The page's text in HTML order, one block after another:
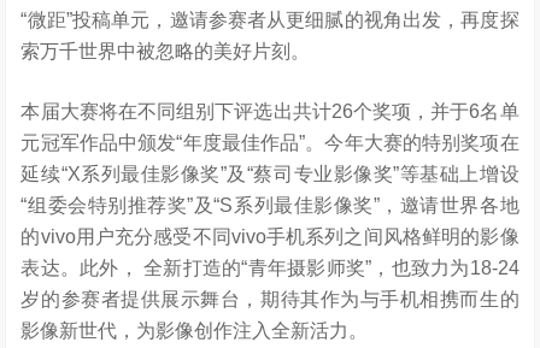
“微距”投稿单元，邀请参赛者从更细腻的视角出发，再度探
索万千世界中被忽略的美好片刻。
本届大赛将在不同组别下评选出共计26个奖项，并于6名单
元冠军作品中颁发“年度最佳作品”。今年大赛的特别奖项在
延续“X系列最佳影像奖”及“蔡司专业影像奖”等基础上增设
“组委会特别推荐奖”及“S系列最佳影像奖”，邀请世界各地
的vivo用户充分感受不同vivo手机系列之间风格鲜明的影像
表达。此外， 全新打造的“青年摄影师奖”，也致力为18-24
岁的参赛者提供展示舞台，期待其作为与手机相携而生的
影像新世代，为影像创作注入全新活力。